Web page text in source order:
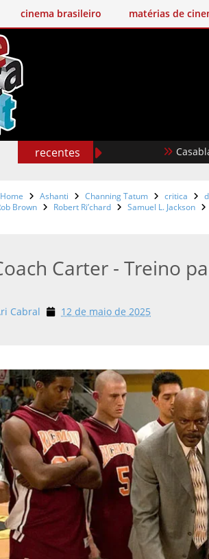
cinema brasileiro matérias de
recentes Casablanca
Home Ashanti Channing Tatum critica
Brown
Robert Ri’chard Samuel L. Jackson
Carter - Treino
Cabral 12 de maio de 2025